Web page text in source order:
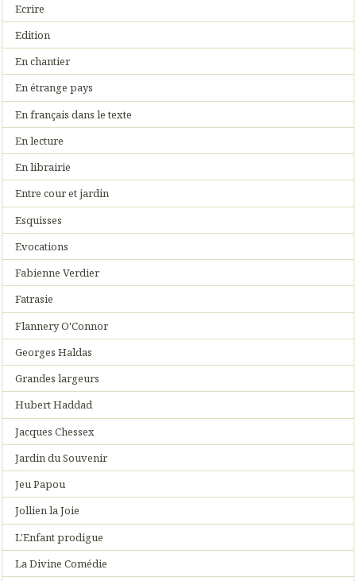
Ecrire
Edition
En chantier
En étrange pays
En français dans le texte
En lecture
En librairie
Entre cour et jardin
Esquisses
Evocations
Fabienne Verdier
Fatrasie
Flannery O'Connor
Georges Haldas
Grandes largeurs
Hubert Haddad
Jacques Chessex
Jardin du Souvenir
Jeu Papou
Jollien la Joie
L'Enfant prodigue
La Divine Comédie